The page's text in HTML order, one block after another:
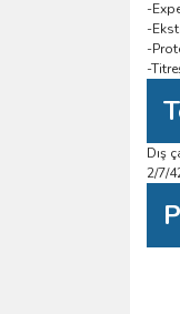
-
-
-
-
Dış
2/7/